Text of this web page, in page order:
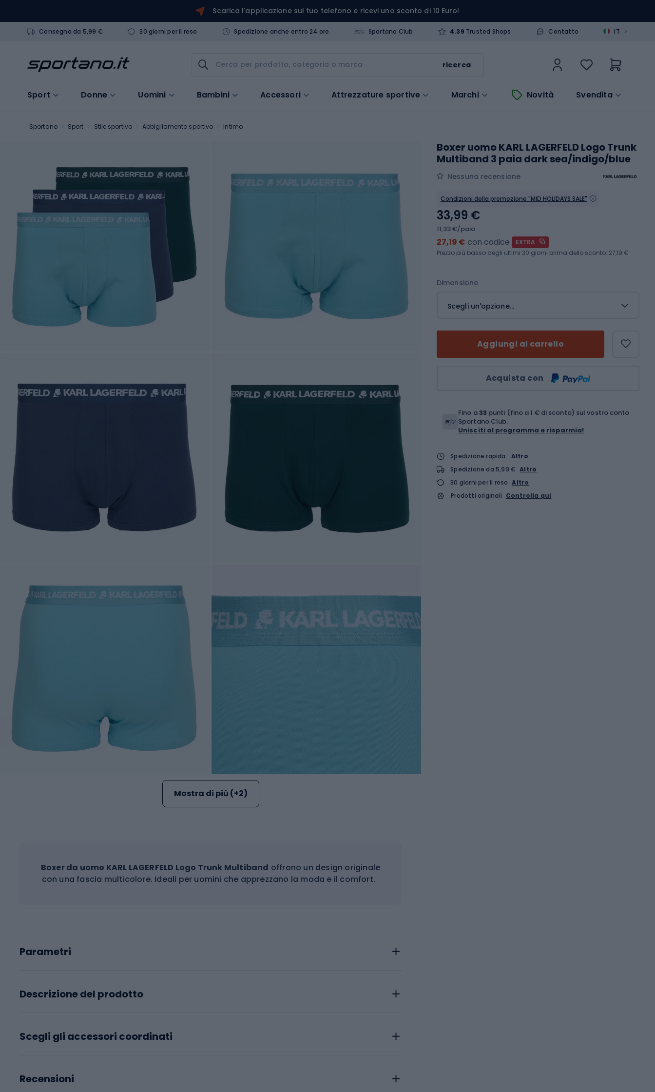
Scarica l'applicazione sul tuo telefono e ricevi uno sconto di 10 Euro!
Consegna da 5,99 € 30 giorni per il reso Spedizione anche entro 24 ore Sportano Club 4.39 Trusted Shops Contatto IT >
ricerca
Sport Donne Uomini Bambini Accessori Attrezzature sportive Marchi Novità Svendita
Sportano Sport Stile sportivo Abbigliamento sportivo Intimo
Mostra di più (+2)
Boxer da uomo KARL LAGERFELD Logo Trunk Multiband offrono un design originale
con una fascia multicolore. Ideali per uomini che apprezzano la moda e il comfort.
Parametri
Descrizione del prodotto
Scegli gli accessori coordinati
Recensioni
Boxer uomo KARL LAGERFELD Logo Trunk
Multiband 3 paia dark sea/indigo/blue
Nessuna recensione
Condizioni della promozione "MID HOLIDAYS SALE"
Dimensione
Scegli un'opzione...
Aggiungi al carrello
Acquista con
33,99 €
11,33 €/paio
27,19 € con codice
EXTRA
Prezzo più basso degli ultimi 30 giorni prima dello sconto: 27,19 €
Fino a33 punti (fino a 1 € di sconto) sul vostro conto
Sportano Club.
Unisciti al programma e risparmia!
Spedizione rapida
Altro
Spedizione da 5,99 € Altro
30 giorni per il reso Altro
Prodotti originali Controlla qui